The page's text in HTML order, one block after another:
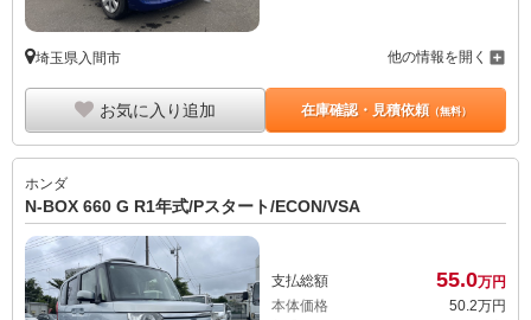
埼玉県入間市 他の情報を開く
お気に入り追加 在庫確認・見積依頼（無料）
ホンダ
N-BOX 660 G R1年式/Pスタート/ECON/VSA
支払総額 55.0万円
本体価格
50. 2万円